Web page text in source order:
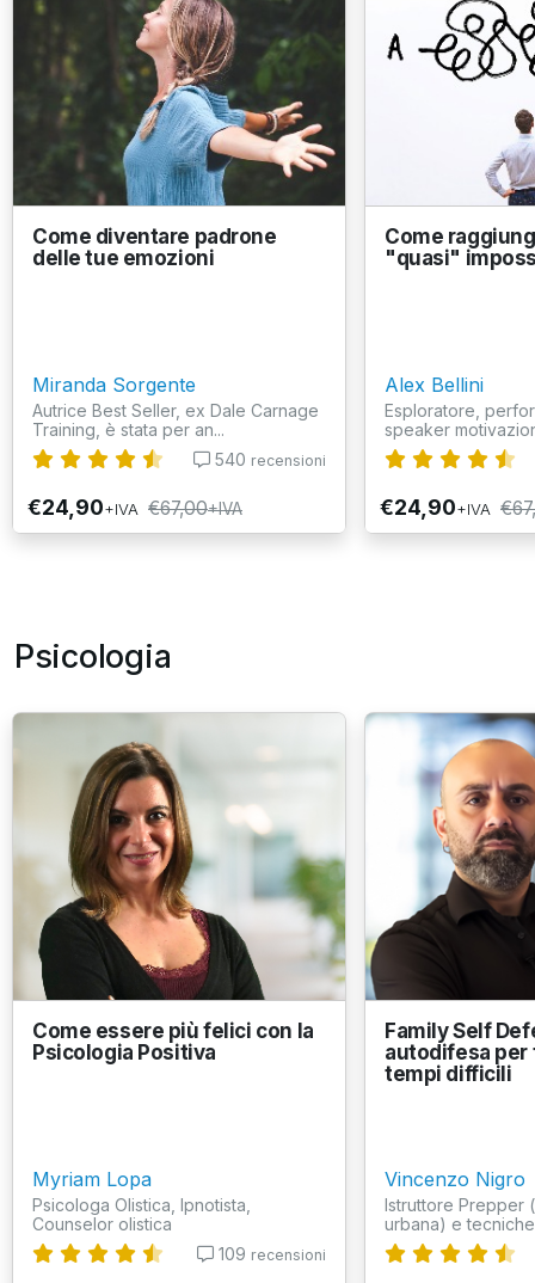
Come diventare padrone
delle tue emozioni
Miranda Sorgente
Autrice Best Seller, ex Dale Carnage
Training, è stata per an...
540 recensioni
€67,00+IVA
€24,90+IVA
Come
"quasi"
Alex Bellini
Esploratore,
speaker
€24,90+IVA
Psicologia
Come essere più felici con la
Psicologia Positiva
Myriam Lopa
Psicologa Olistica, Ipnotista,
Counselor olistica
109 recensioni
Family Self
autodifesa per
tempi difficili
Vincenzo Nigro
Istruttore Prepper
urbana) e